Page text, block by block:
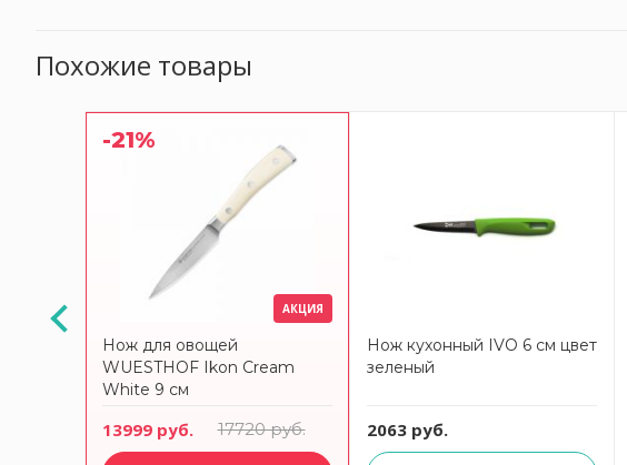
Похожие товары
-21%
АКЦИЯ
Нож для овощей
WUESTHOF Ikon Cream
White 9 см
13999 руб. 17720 руб.
Нож кухонный IVO 6 см цвет
зеленый
2063 руб.